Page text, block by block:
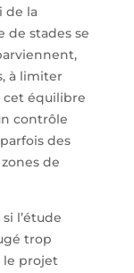
de la
de stades se
à limiter
cet équilibre
contrôle
des
de
l’étude
trop
le projet